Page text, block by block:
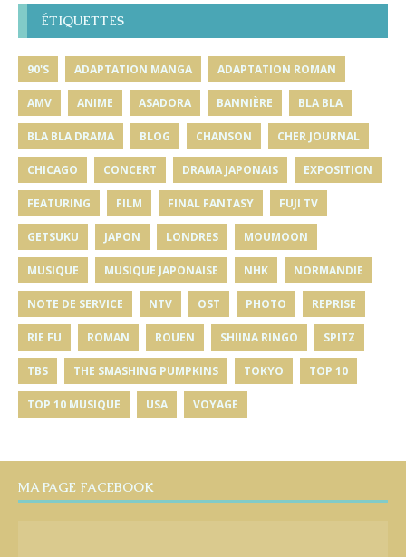
ÉTIQUETTES
90'S ADAPTATION MANGA ADAPTATION ROMAN
AMV ANIME ASADORA BANNIÈRE BLA BLA
BLA BLA DRAMA BLOG CHANSON CHER JOURNAL
CHICAGO CONCERT DRAMA JAPONAIS EXPOSITION
FEATURING FILM FINAL FANTASY FUJI TV
GETSUKU JAPON LONDRES MOUMOON
MUSIQUE MUSIQUE JAPONAISE NHK NORMANDIE
NOTE DE SERVICE NTV OST PHOTO REPRISE
RIE FU ROMAN ROUEN SHIINA RINGO SPITZ
TBS THE SMASHING PUMPKINS TOKYO TOP 10
TOP 10 MUSIQUE USA VOYAGE
MA PAGE FACEBOOK